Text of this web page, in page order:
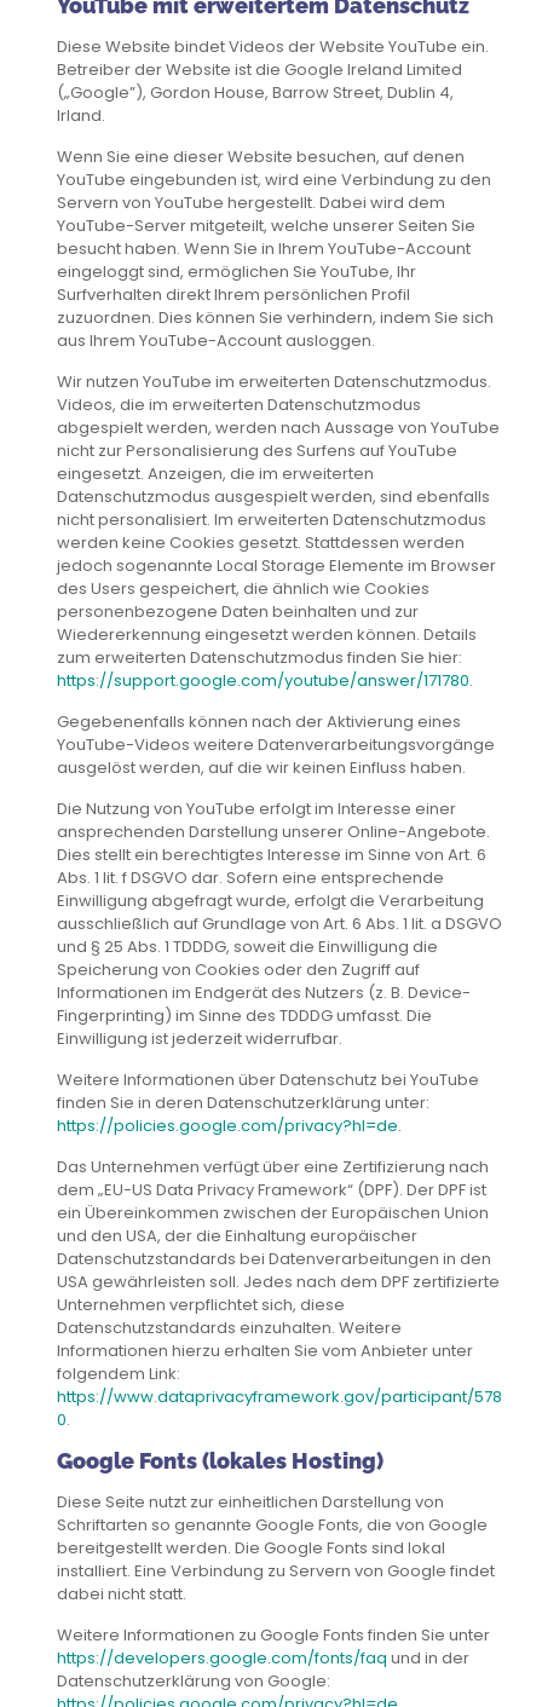
YouTube mit erweitertem Datenschutz
Diese Website bindet Videos der Website YouTube ein.
Betreiber der Website ist die Google Ireland Limited
(„Google”), Gordon House, Barrow Street, Dublin 4,
Irland.
Wenn Sie eine dieser Website besuchen, auf denen
YouTube eingebunden ist, wird eine Verbindung zu den
Servern von YouTube hergestellt. Dabei wird dem
YouTube-Server mitgeteilt, welche unserer Seiten Sie
besucht haben. Wenn Sie in Ihrem YouTube-Account
eingeloggt sind, ermöglichen Sie YouTube, Ihr
Surfverhalten direkt Ihrem persönlichen Profil
zuzuordnen. Dies können Sie verhindern, indem Sie sich
aus Ihrem YouTube-Account ausloggen.
Wir nutzen YouTube im erweiterten Datenschutzmodus.
Videos, die im erweiterten Datenschutzmodus
abgespielt werden, werden nach Aussage von YouTube
nicht zur Personalisierung des Surfens auf YouTube
eingesetzt. Anzeigen, die im erweiterten
Datenschutzmodus ausgespielt werden, sind ebenfalls
nicht personalisiert. Im erweiterten Datenschutzmodus
werden keine Cookies gesetzt. Stattdessen werden
jedoch sogenannte Local Storage Elemente im Browser
des Users gespeichert, die ähnlich wie Cookies
personenbezogene Daten beinhalten und zur
Wiedererkennung eingesetzt werden können. Details
zum erweiterten Datenschutzmodus finden Sie hier:
https://support.google.com/youtube/answer/171780.
Gegebenenfalls können nach der Aktivierung eines
YouTube-Videos weitere Datenverarbeitungsvorgänge
ausgelöst werden, auf die wir keinen Einfluss haben.
Die Nutzung von YouTube erfolgt im Interesse einer
ansprechenden Darstellung unserer Online-Angebote.
Dies stellt ein berechtigtes Interesse im Sinne von Art. 6
Abs. 1 lit. f DSGVO dar. Sofern eine entsprechende
Einwilligung abgefragt wurde, erfolgt die Verarbeitung
ausschließlich auf Grundlage von Art. 6 Abs. 1 lit. a DSGVO
und § 25 Abs. 1 TDDDG, soweit die Einwilligung die
Speicherung von Cookies oder den Zugriff auf
Informationen im Endgerät des Nutzers (z. B. Device-
Fingerprinting) im Sinne des TDDDG umfasst. Die
Einwilligung ist jederzeit widerrufbar.
Weitere Informationen über Datenschutz bei YouTube
finden Sie in deren Datenschutzerklärung unter:
https://policies.google.com/privacy?hl=de.
Das Unternehmen verfügt über eine Zertifizierung nach
dem „EU-US Data Privacy Framework“ (DPF). Der DPF ist
ein Übereinkommen zwischen der Europäischen Union
und den USA, der die Einhaltung europäischer
Datenschutzstandards bei Datenverarbeitungen in den
USA gewährleisten soll. Jedes nach dem DPF zertifizierte
Unternehmen verpflichtet sich, diese
Datenschutzstandards einzuhalten. Weitere
Informationen hierzu erhalten Sie vom Anbieter unter
folgendem Link:
https://www.dataprivacyframework.gov/participant/578
0.
Google Fonts (lokales Hosting)
Diese Seite nutzt zur einheitlichen Darstellung von
Schriftarten so genannte Google Fonts, die von Google
bereitgestellt werden. Die Google Fonts sind lokal
installiert. Eine Verbindung zu Servern von Google findet
dabei nicht statt.
Weitere Informationen zu Google Fonts finden Sie unter
https://developers.google.com/fonts/faq und in der
Datenschutzerklärung von Google: